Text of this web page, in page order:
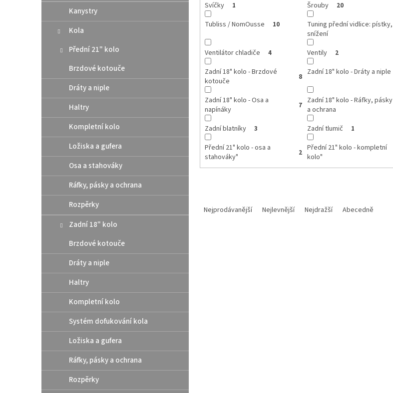
Kanystry
Kola
Přední 21" kolo
Brzdové kotouče
Dráty a niple
Haltry
Kompletní kolo
Ložiska a gufera
Osa a stahováky
Ráfky, pásky a ochrana
Rozpěrky
Zadní 18" kolo
Brzdové kotouče
Dráty a niple
Haltry
Kompletní kolo
Systém dofukování kola
Ložiska a gufera
Ráfky, pásky a ochrana
Rozpěrky
Svíčky 1 Šrouby 20
Tubliss / NomOusse 10
Tuning přední vidlice: pístky,
snížení
Ventilátor chladiče 4 Ventily 2
Zadní 18" kolo - Brzdové
kotouče
8 Zadní 18" kolo - Dráty a niple
Zadní 18" kolo - Osa a
napínáky
7
Zadní 18" kolo - Ráfky, pásky
a ochrana
Zadní blatníky 3 Zadní tlumič 1
Přední 21" kolo - osa a
stahováky"
2 Přední 21" kolo - kompletní
kolo"
Nejprodávanější Nejlevnější Nejdražší Abecedně